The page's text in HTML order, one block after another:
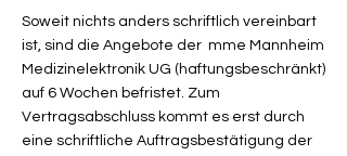
Soweit nichts anders schriftlich vereinbart
ist, sind die Angebote der mme Mannheim
Medizinelektronik UG (haftungsbeschränkt)
auf 6 Wochen befristet. Zum
Vertragsabschluss kommt es erst durch
eine schriftliche Auftragsbestätigung der